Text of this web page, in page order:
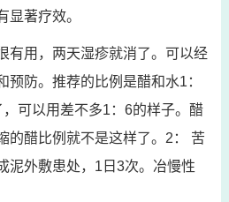
显著疗效。
有用，两天湿疹就消了。可以经
预防。推荐的比例是醋和水1：
可以用差不多1：6的样子。醋
的醋比例就不是这样了。2： 苦
泥外敷患处，1日3次。冶慢性